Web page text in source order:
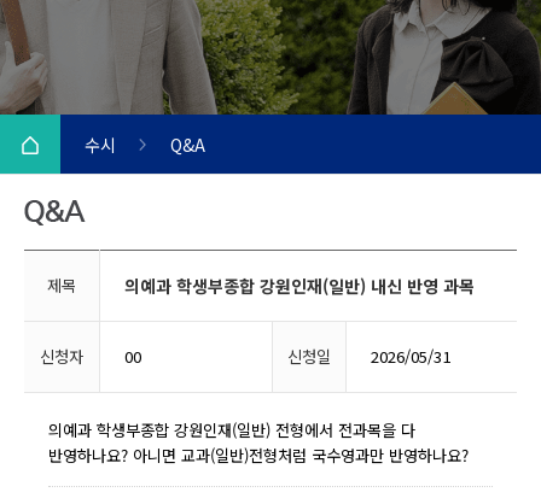
수시 Q&A
제목 의예과 학생부종합 강원인재(일반) 내신 반영 과목
신청자 00 신청일 2026/05/31
의예과 학생부종합 강원인재(일반) 전형에서 전과목을 다
반영하나요? 아니면 교과(일반)전형처럼 국수영과만 반영하나요?